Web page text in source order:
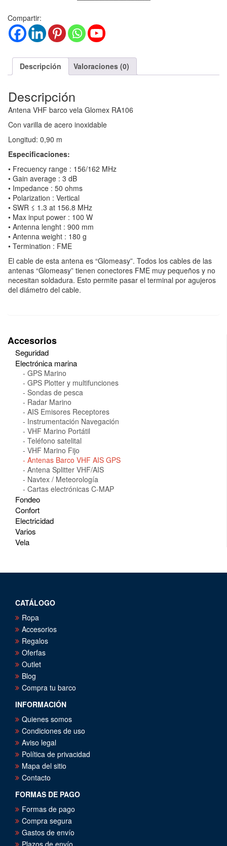
Compartir:
Descripción Valoraciones (0)
Descripción
Antena VHF barco vela Glomex RA106
Con varilla de acero inoxidable
Longitud: 0,90 m
Especificaciones:
• Frecuency range : 156/162 MHz
• Gain average : 3 dB
• Impedance : 50 ohms
• Polarization : Vertical
• SWR ≤ 1.3 at 156.8 MHz
• Max input power : 100 W
• Antenna lenght : 900 mm
• Antenna weight : 180 g
• Termination : FME
El cable de esta antena es “Glomeasy”. Todos los cables de las
antenas “Glomeasy” tienen conectores FME muy pequeños y no
necesitan soldadura. Esto permite pasar el terminal por agujeros
del diámetro del cable.
Accesorios
Seguridad
Electrónica marina
GPS Marino
GPS Plotter y multifunciones
Sondas de pesca
Radar Marino
AIS Emisores Receptores
Instrumentación Navegación
VHF Marino Portátil
Teléfono satelital
VHF Marino Fijo
Antenas Barco VHF AIS GPS
Antena Splitter VHF/AIS
Navtex / Meteorología
Cartas electrónicas C-MAP
Fondeo
Confort
Electricidad
Varios
Vela
CATÁLOGO
Ropa
Accesorios
Regalos
Oferfas
Outlet
Blog
Compra tu barco
INFORMACIÓN
Quienes somos
Condiciones de uso
Aviso legal
Política de privacidad
Mapa del sitio
Contacto
FORMAS DE PAGO
Formas de pago
Compra segura
Gastos de envío
Plazos de envío